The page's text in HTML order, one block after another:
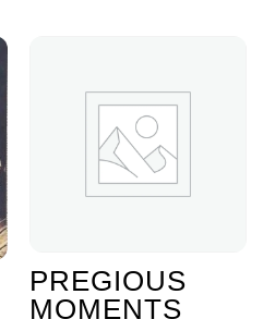
PREGIOUS
MOMENTS